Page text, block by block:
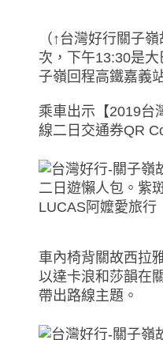
（↑台灣好行關子
次，下午13:30是
子嶺回程高鐵嘉義
乘車出示【2019台
線二日交通券QR
車內椅背關故西拉
以達卡浪和莎韻在
帶出路線主題。